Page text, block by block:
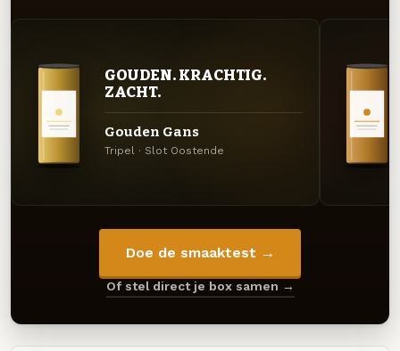
GOUDEN. KRACHTIG.
ZACHT.
Gouden Gans
Tripel · Slot Oostende
Doe de smaaktest →
Of stel direct je box samen →